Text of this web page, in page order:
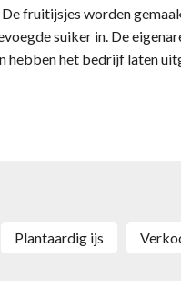
fruitijsjes worden
suiker in. De
hebben het bedrijf laten
plantaardig ijs